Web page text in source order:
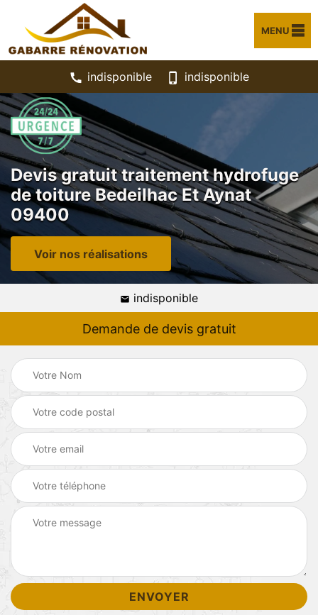
MENU
indisponible indisponible
Devis gratuit traitement hydrofuge
de toiture Bedeilhac Et Aynat
09400
Voir nos réalisations
indisponible
Demande de devis gratuit